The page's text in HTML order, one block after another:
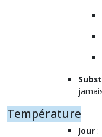
Température
Jour :